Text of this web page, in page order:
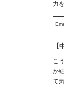
力
【
こ
か
て